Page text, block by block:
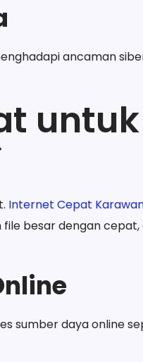
ancaman
untuk
Internet Cepat
besar dengan
sumber daya online